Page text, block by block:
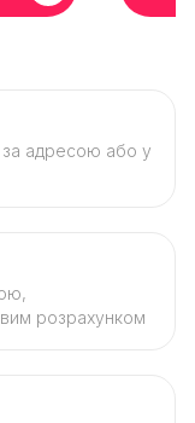
за адресою або у
розрахунком